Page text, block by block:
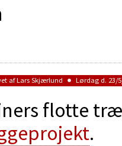
afLars Skjærlund Lørdag d. 23/
flotte
.